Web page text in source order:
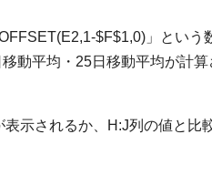
$F$1,0)」という
動平均・25日移動平均が計算
示されるか、H:J列の値と比